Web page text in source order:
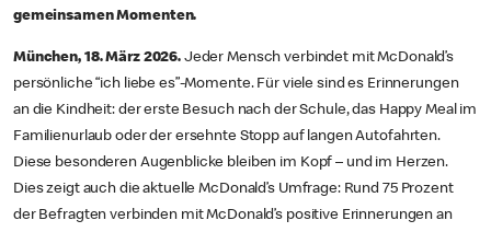
gemeinsamen Momenten.
München, 18. März 2026. Jeder Mensch verbindet mit McDonald’s
persönliche “ich liebe es”-Momente. Für viele sind es Erinnerungen
an die Kindheit: der erste Besuch nach der Schule, das Happy Meal im
Familienurlaub oder der ersehnte Stopp auf langen Autofahrten.
Diese besonderen Augenblicke bleiben im Kopf – und im Herzen.
Dies zeigt auch die aktuelle McDonald’s Umfrage: Rund 75 Prozent
der Befragten verbinden mit McDonald’s positive Erinnerungen an